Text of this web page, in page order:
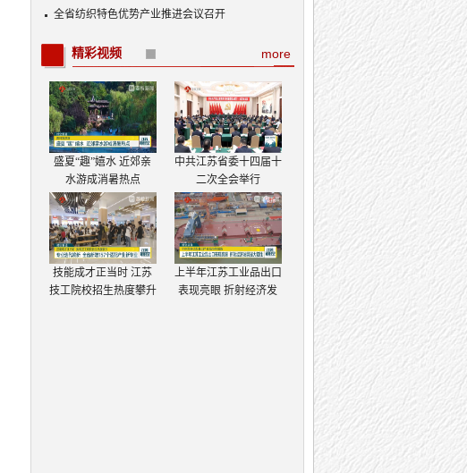
全省纺织特色优势产业推进会议召开
more
精彩视频
盛夏“趣”嬉水 近郊亲
水游成消暑热点
中共江苏省委十四届十
二次全会举行
技能成才正当时 江苏
技工院校招生热度攀升
上半年江苏工业品出口
表现亮眼 折射经济发